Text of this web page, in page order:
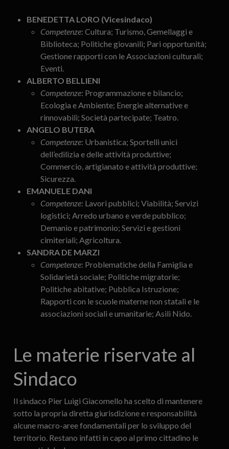
BENEDETTA LORO (Vicesindaco)
Competenze: Cultura; Turismo, Gemellaggi e
Biblioteca; Politiche giovanili; Pari opportunità;
Gestione rapporti con le Associazioni culturali;
Eventi.
ALBERTO BELLIENI
Competenze: Programmazione e bilancio;
Ecologia e Ambiente; Energie alternative e
rinnovabili; Società partecipate; Teatro.
ANGELO BUTERA
Competenze: Urbanistica; Sportelli unici
dell’edilizia e delle attività produttive;
Commercio, artigianato e attività produttive;
Sicurezza.
EMANUELE DANI
Competenze: Lavori pubblici; Viabilità; Servizi
logistici; Arredo urbano e verde pubblico;
Demanio e patrimonio; Servizi e gestioni
cimiteriali; Agricoltura.
SANDRA DE MARZI
Competenze: Problematiche della Famiglia e
Solidarietà sociale; Politiche migratorie;
Politiche abitative; Pubblica Istruzione;
Rapporti con le scuole materne non statali e le
associazioni sociali e umanitarie; Asili Nido.
Le materie riservate al
Sindaco
Il sindaco Pier Luigi Giacomello ha scelto di mantenere
sotto la propria diretta giurisdizione e responsabilità
alcune macro-aree fondamentali per lo sviluppo del
territorio. Restano infatti in capo al primo cittadino le